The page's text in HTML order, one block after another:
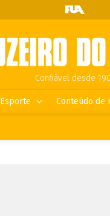
Confiável desde
Esporte Conteúdo de